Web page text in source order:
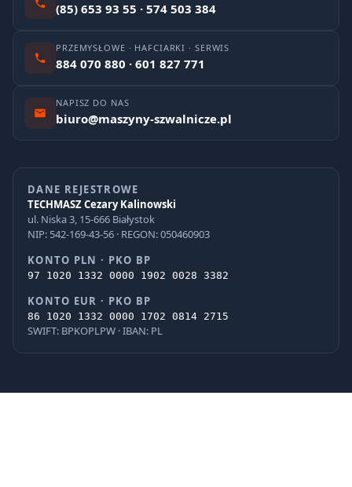
(85) 653 93 55 · 574 503 384
PRZEMYSŁOWE · HAFCIARKI · SERWIS
884 070 880 · 601 827 771
NAPISZ DO NAS
biuro@maszyny-szwalnicze.pl
DANE REJESTROWE
TECHMASZ Cezary Kalinowski
ul. Niska 3, 15-666 Białystok
NIP: 542-169-43-56 · REGON: 050460903
KONTO PLN · PKO BP
97 1020 1332 0000 1902 0028 3382
KONTO EUR · PKO BP
86 1020 1332 0000 1702 0814 2715
SWIFT: BPKOPLPW · IBAN: PL